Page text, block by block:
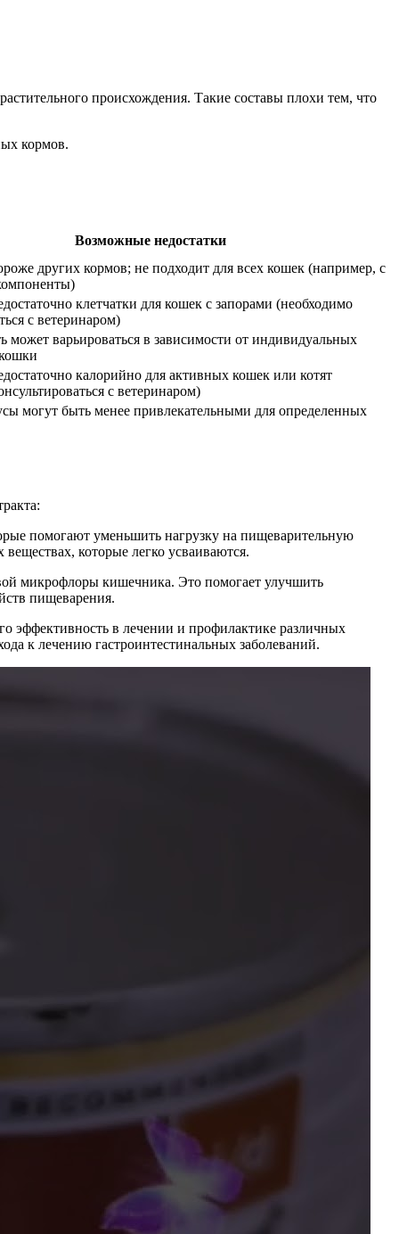
происхождения. Такие составы плохи тем, что
кормов.
Возможные недостатки
других кормов; не подходит для всех кошек (например, с
клетчатки для кошек с запорами (необходимо
с ветеринаром)
может варьироваться в зависимости от индивидуальных
калорийно для активных кошек или котят
с ветеринаром)
могут быть менее привлекательными для определенных
помогают уменьшить нагрузку на пищеварительную
которые легко усваиваются.
микрофлоры кишечника. Это помогает улучшить
пищеварения.
эффективность в лечении и профилактике различных
к лечению гастроинтестинальных заболеваний.